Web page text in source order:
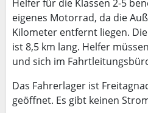
Helfer für die Klassen 2-5
eigenes Motorrad, da die
Kilometer entfernt liegen.
ist 8,5 km lang. Helfer
und sich im
Das Fahrerlager ist
geöffnet. Es gibt keinen